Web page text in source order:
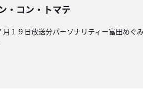
・コン・トマテ
９日放送分パーソナリティー富田めぐ